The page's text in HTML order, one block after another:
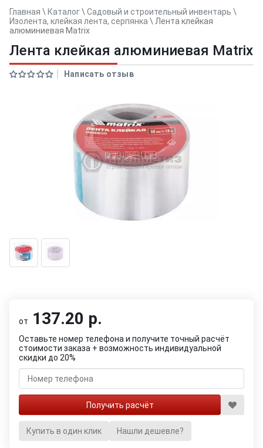
Главная \ Каталог\ Садовый и строительный инвентарь \
Изолента, клейкая лента, серпянка \ Лента клейкая
алюминиевая Matrix
Лента клейкая алюминиевая Matrix
Написать отзыв
от 137.20 р.
Оставьте номер телефона и получите точный расчёт
стоимости заказа + возможность индивидуальной
скидки до 20%
Купить в один клик Нашли дешевле?